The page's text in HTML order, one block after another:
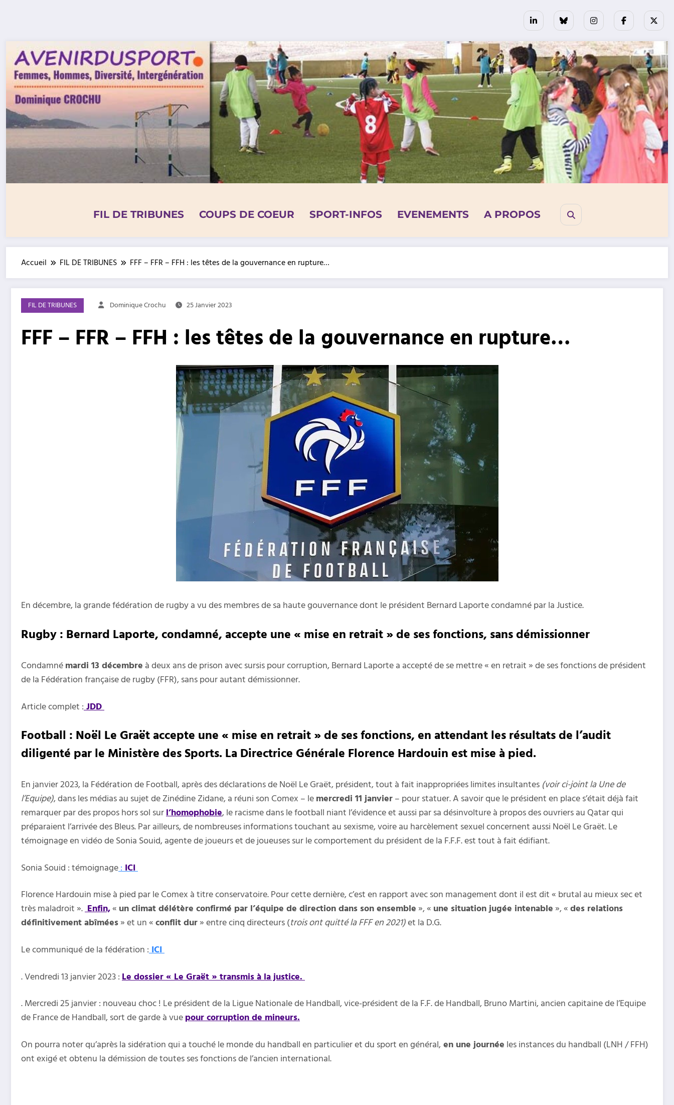
FIL DE TRIBUNES COUPS DE COEUR SPORT-INFOS EVENEMENTS A PROPOS
Accueil FIL DE TRIBUNES FFF – FFR – FFH : les têtes de la gouvernance en rupture…
FIL DE TRIBUNES Dominique Crochu 25 Janvier 2023
FFF – FFR – FFH : les têtes de la gouvernance en rupture…
En décembre, la grande fédération de rugby a vu des membres de sa haute gouvernance dont le président Bernard Laporte condamné par la Justice.
Rugby : Bernard Laporte, condamné, accepte une « mise en retrait » de ses fonctions, sans démissionner
Condamné mardi 13 décembre à deux ans de prison avec sursis pour corruption, Bernard Laporte a accepté de se mettre « en retrait » de ses fonctions de président
de la Fédération française de rugby (FFR), sans pour autant démissionner.
Article complet : JDD
Football : Noël Le Graët accepte une « mise en retrait » de ses fonctions, en attendant les résultats de l’audit
diligenté par le Ministère des Sports. La Directrice Générale Florence Hardouin est mise à pied.
En janvier 2023, la Fédération de Football, après des déclarations de Noël Le Graët, président, tout à fait inappropriées limites insultantes (voir ci-joint la Une de
l’Equipe), dans les médias au sujet de Zinédine Zidane, a réuni son Comex – le mercredi 11 janvier – pour statuer. A savoir que le président en place s’était déjà fait
remarquer par des propos hors sol surl’homophobie, le racisme dans le football niant l’évidence et aussi par sa désinvolture à propos des ouvriers au Qatar qui
préparaient l’arrivée des Bleus. Par ailleurs, de nombreuses informations touchant au sexisme, voire au harcèlement sexuel concernent aussi Noël Le Graët. Le
témoignage en vidéo de Sonia Souid, agente de joueurs et de joueuses sur le comportement du président de la F.F.F. est tout à fait édifiant.
Sonia Souid : témoignage : ICI
Florence Hardouin mise à pied par le Comex à titre conservatoire. Pour cette dernière, c’est en rapport avec son management dont il est dit « brutal au mieux sec et
très maladroit ».Enfin,« un climat délétère confirmé par l’équipe de direction dans son ensemble », « une situation jugée intenable », « des relations
définitivement abîmées » et un « conflit dur » entre cinq directeurs (trois ont quitté la FFF en 2021)et la D.G.
Le communiqué de la fédération : ICI
. Vendredi 13 janvier 2023 : Le dossier « Le Graët » transmis à la justice.
. Mercredi 25 janvier : nouveau choc ! Le président de la Ligue Nationale de Handball, vice-président de la F.F. de Handball, Bruno Martini, ancien capitaine de l’Equipe
de France de Handball, sort de garde à vue pour corruption de mineurs.
On pourra noter qu’après la sidération qui a touché le monde du handball en particulier et du sport en général, en une journée les instances du handball (LNH / FFH)
ont exigé et obtenu la démission de toutes ses fonctions de l’ancien international.